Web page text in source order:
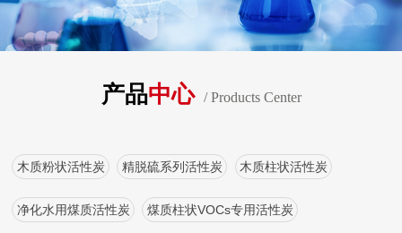
产品中心 / Products Center
木质粉状活性炭 精脱硫系列活性炭 木质柱状活性炭
净化水用煤质活性炭 煤质柱状VOCs专用活性炭